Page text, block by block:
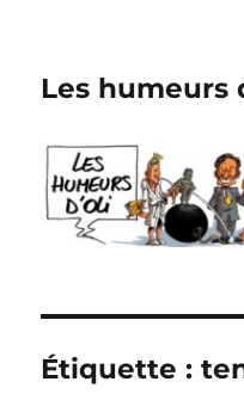
Les humeurs
Étiquette :